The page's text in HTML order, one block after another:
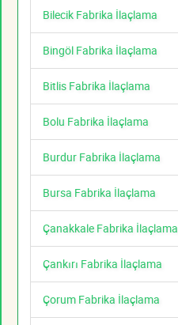
Bilecik Fabrika İlaçlama
Bingöl Fabrika İlaçlama
Bitlis Fabrika İlaçlama
Bolu Fabrika İlaçlama
Burdur Fabrika İlaçlama
Bursa Fabrika İlaçlama
Çanakkale Fabrika İlaçlama
Çankırı Fabrika İlaçlama
Çorum Fabrika İlaçlama